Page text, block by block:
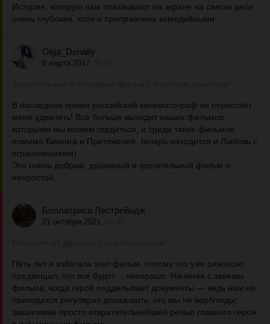
История, которую нам показывают на экране на самом деле
очень глубокая, хотя и приправлена комедийными...
Olga_Denally
8 марта 2017
В последнее время российский кинематограф не перестаёт
меня удивлять! Всё больше выходит наших фильмов,
которыми мы можем гордиться, и среди таких фильмов,
помимо Викинга и Притяжения, теперь находится и Любовь с
ограничениями)
Это очень добрый, душевный и трогательный фильм о
непростой...
Беллатриса Лестрейндж
21 октября 2021
Пять лет я избегала этот фильм, потому что уже синопсис
предвещал, что всё будет… нехорошо. Начиная с завязки
фильма, когда герой подделывает документы — ведь нам не
приходится регулярно доказывать, что мы не верблюды;
заканчивая просто отвратительнейшей речью главного героя